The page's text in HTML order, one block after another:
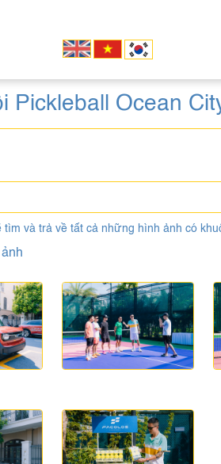
Pickleball Ocean
và trả về tất cả những hình ảnh có
ảnh